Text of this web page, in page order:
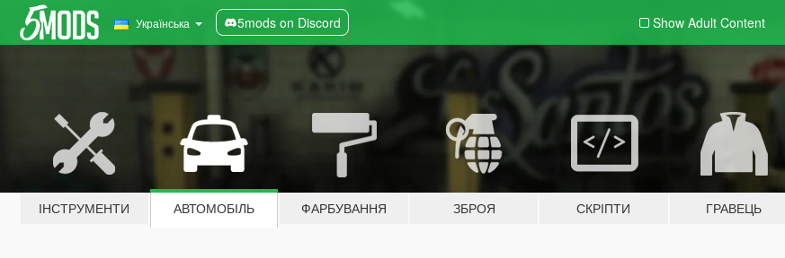
Українська 5mods on Discord Show Adult Content
ІНСТРУМЕНТИ АВТОМОБІЛЬ ФАРБУВАННЯ ЗБРОЯ СКРІПТИ ГРАВЕЦЬ